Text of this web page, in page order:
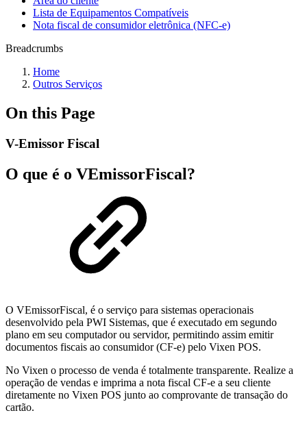
Lista de Equipamentos Compatíveis
Nota fiscal de consumidor eletrônica (NFC-e)
Breadcrumbs
Home
Outros Serviços
On this Page
V-Emissor Fiscal
O que é o VEmissorFiscal?
O VEmissorFiscal, é o serviço para sistemas operacionais
desenvolvido pela PWI Sistemas, que é executado em segundo
plano em seu computador ou servidor, permitindo assim emitir
documentos fiscais ao consumidor (CF-e) pelo Vixen POS.
No Vixen o processo de venda é totalmente transparente. Realize a
operação de vendas e imprima a nota fiscal CF-e a seu cliente
diretamente no Vixen POS junto ao comprovante de transação do
cartão.